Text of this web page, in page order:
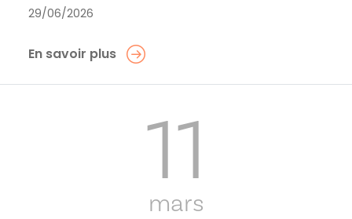
29/06/2026
En savoir plus
11
mars